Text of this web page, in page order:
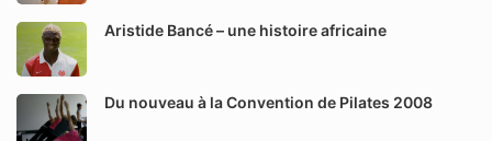
Aristide Bancé – une histoire africaine
Du nouveau à la Convention de Pilates 2008